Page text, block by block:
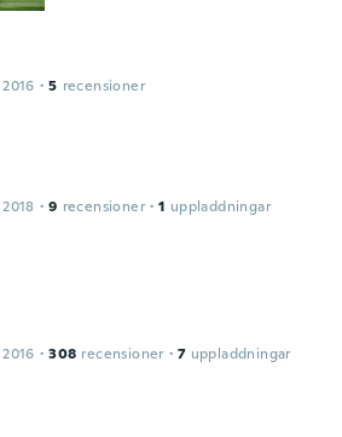
· 5 recensioner
· 9 recensioner · 1 uppladdningar
· 308 recensioner · 7 uppladdningar